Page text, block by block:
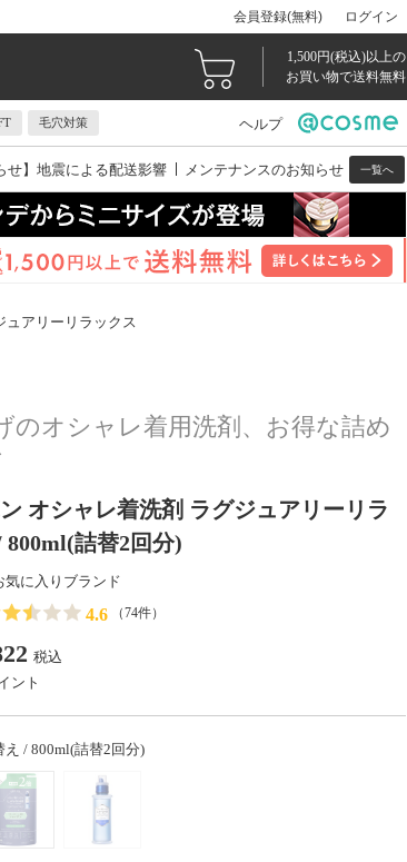
会員登録(無料) ログイン
1,500円(税込)以上の
お買い物で送料無料
毛穴対策 ヘルプ
せ】 地震による配送影響 メンテナンスのお知らせ 一覧へ
ュアリーリラックス
のオシャレ着用洗剤、お得な詰め
オシャレ着洗剤 ラグジュアリーリラ
800ml(詰替2回分)
気に入りブランド
4.6 （74件）
税込
ント
え / 800ml(詰替2回分)